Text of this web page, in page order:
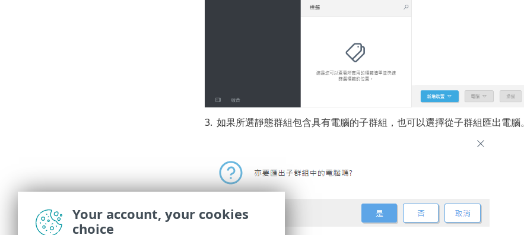
3. 如果所選靜態群組包含具有電腦的子群組，也可以選擇從子群組匯出電腦。
Your account, your cookies
choice